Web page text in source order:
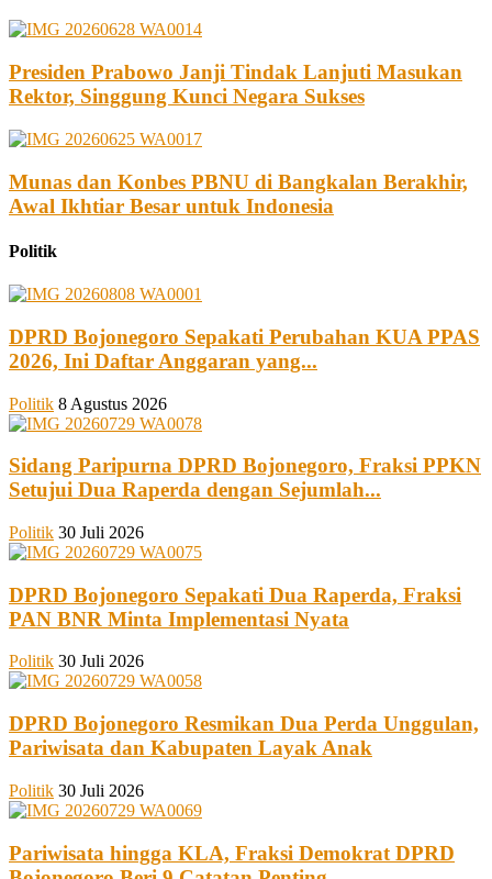
Presiden Prabowo Janji Tindak Lanjuti Masukan
Rektor, Singgung Kunci Negara Sukses
Munas dan Konbes PBNU di Bangkalan Berakhir,
Awal Ikhtiar Besar untuk Indonesia
Politik
DPRD Bojonegoro Sepakati Perubahan KUA PPAS
2026, Ini Daftar Anggaran yang...
Politik 8 Agustus 2026
Sidang Paripurna DPRD Bojonegoro, Fraksi PPKN
Setujui Dua Raperda dengan Sejumlah...
Politik 30 Juli 2026
DPRD Bojonegoro Sepakati Dua Raperda, Fraksi
PAN BNR Minta Implementasi Nyata
Politik 30 Juli 2026
DPRD Bojonegoro Resmikan Dua Perda Unggulan,
Pariwisata dan Kabupaten Layak Anak
Politik 30 Juli 2026
Pariwisata hingga KLA, Fraksi Demokrat DPRD